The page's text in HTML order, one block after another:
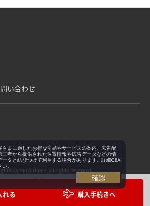
購入手続きへ
い合わせ
Airlines. All rights reserved.
さまに適したお得な商品やサービスの案内、広告配
三者から提供された位置情報や広告データなどの情
ータと結びつけて利用する場合があります。詳細Q&A
。
確認